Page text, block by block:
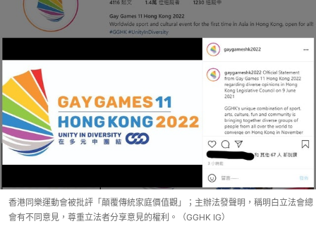
香港同樂運動會被批評「顛覆傳統家庭價值觀」；主辦法發聲明，稱明白立法會總
會有不同意見，尊重立法者分享意見的權利。（GGHK IG）